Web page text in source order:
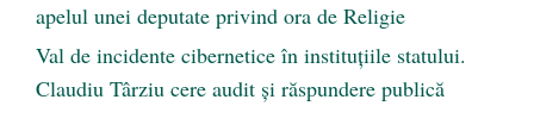
apelul unei deputate privind ora de Religie
Val de incidente cibernetice în instituțiile statului.
Claudiu Târziu cere audit și răspundere publică